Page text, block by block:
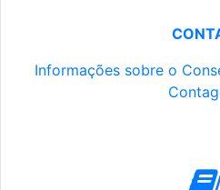
Informações sobre o